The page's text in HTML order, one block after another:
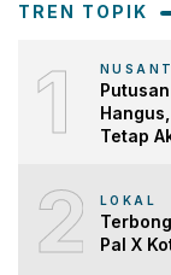
TREN TOPIK
1
Tetap
2 LOKAL
Pal X